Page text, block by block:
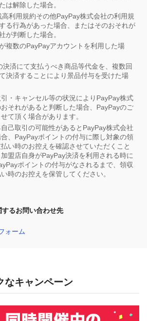
は解除した場合。
高利用規約その他PayPay株式会社の利用規
る行為があった場合、またはそのおそれが
が判断した場合。
複数のPayPayアカウントを利用した場
決済にて支払うべき商品等代金を、複数回
決済することにより景品付与を受けた場
・キャンセル等の状況によりPayPay株式
それがあると判断した場合、PayPayのご
て頂く場合があります。
己取引の可能性があるとPayPay株式会社
、PayPayポイントの付与に際し対象の領
い時のお控えを確認させていただくこと
盟店自身がPayPay決済を利用される時に
ポイントの付与がなされるまで、領収
時のお控えを保管してください。
るお問い合わせ先
ォーム
なキャンペーン